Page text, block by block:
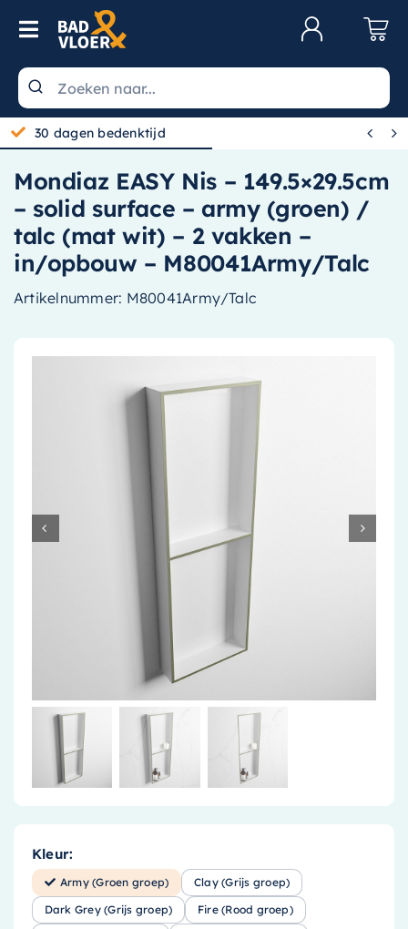
Skip to content
Toggle Navigation
Wastafels
Toiletten
Spiegels
Kranen
Douche
Badkamermeubels
Installatiemateriaal
Klimaatbeheersing
30 dagen bedenktijd  
Mondiaz EASY Nis – 149.5×29.5cm
– solid surface – army (groen) /
talc (mat wit) – 2 vakken –
in/opbouw – M80041Army/Talc
Artikelnummer: M80041Army/Talc
Kleur:
Army (Groen groep) Clay (Grijs groep)
Dark Grey (Grijs groep) Fire (Rood groep)